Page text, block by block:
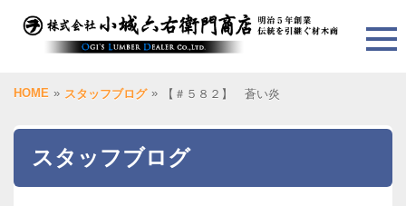
HOME » スタッフブログ » 【＃５８２】 蒼い炎
スタッフブログ